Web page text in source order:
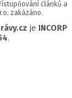
článků a
zakázáno.
je INCORP
.